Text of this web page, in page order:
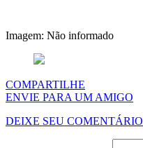
Imagem: Não informado
COMPARTILHE
ENVIE PARA UM AMIGO
DEIXE SEU COMENTÁRIO